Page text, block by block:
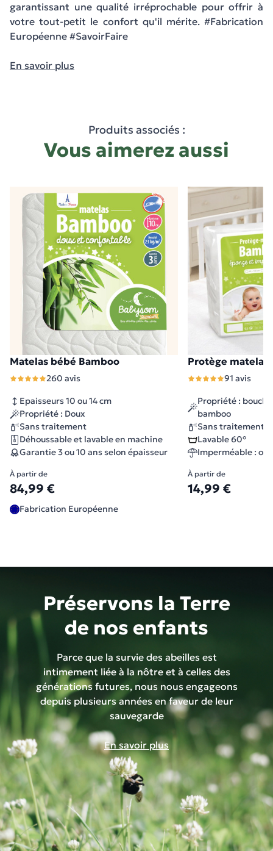
garantissant une qualité irréprochable pour offrir à
votre tout-petit le confort qu'il mérite. #Fabrication
Européenne #SavoirFaire
En savoir plus
Produits associés :
Vous aimerez aussi
Matelas bébé Bamboo
260 avis
Epaisseurs 10 ou 14 cm
Propriété : Doux
Sans traitement
Déhoussable et lavable en machine
Garantie 3 ou 10 ans selon épaisseur
À partir de
84,99 €
2 modèles disponibles
Fabrication Européenne
Protège matelas
91 avis
Propriété :
bamboo
Sans traitement
Lavable 60°
Imperméable : oui
À partir de
14,99 €
1 modèle disponible
Préservons la Terre
de nos enfants
Parce que la survie des abeilles est
intimement liée à la nôtre et à celles des
générations futures, nous nous engageons
depuis plusieurs années en faveur de leur
sauvegarde
En savoir plus